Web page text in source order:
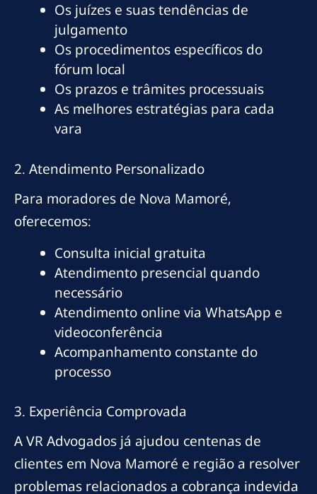
Os juízes e suas tendências de
julgamento
Os procedimentos específicos do
fórum local
Os prazos e trâmites processuais
As melhores estratégias para cada
vara
2. Atendimento Personalizado
Para moradores de Nova Mamoré,
oferecemos:
Consulta inicial gratuita
Atendimento presencial quando
necessário
Atendimento online via WhatsApp e
videoconferência
Acompanhamento constante do
processo
3. Experiência Comprovada
A VR Advogados já ajudou centenas de
clientes em Nova Mamoré e região a resolver
problemas relacionados a cobrança indevida